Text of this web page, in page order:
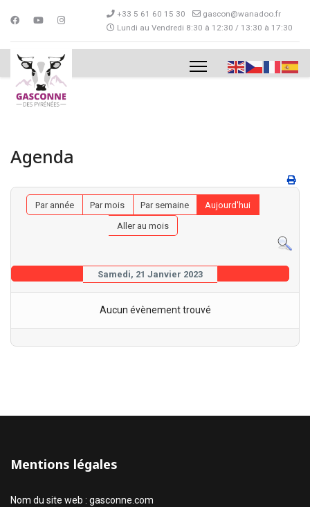
+33 5 61 60 15 30
gascon@wanadoo.fr
Lundi au Vendredi 8:30 à 12:30 / 13:30 à 17:30
Agenda
Par année Par mois Par semaine
Aujourd'hui
Aller au mois
Samedi, 21 Janvier 2023
Aucun évènement trouvé
Mentions légales
Nom du site web : gasconne.com